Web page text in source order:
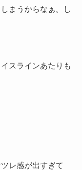
まうからなぁ。し
スラインあたりも
レ感が出すぎて